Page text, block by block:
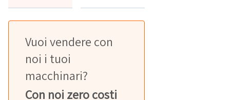
Vuoi vendere con
noi i tuoi
macchinari?
Con noi zero costi